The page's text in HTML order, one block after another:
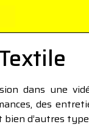
dans une
des
d’autres